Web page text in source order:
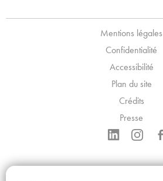
Mentions légales
Confidentialité
Accessibilité
Plan du site
Crédits
Presse